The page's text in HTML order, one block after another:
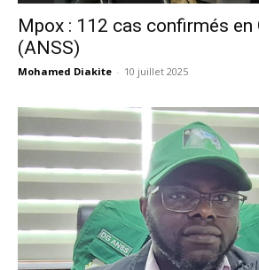
Mpox : 112 cas confirmés en
(ANSS)
Mohamed Diakite - 10 juillet 2025